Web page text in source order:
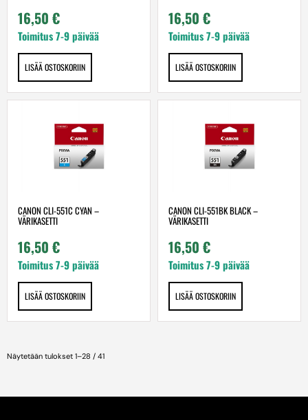
16,50 €
Toimitus 7-9 päivää
LISÄÄ OSTOSKORIIN
16,50 €
Toimitus 7-9 päivää
LISÄÄ OSTOSKORIIN
CANON CLI-551C CYAN –
VÄRIKASETTI
16,50 €
Toimitus 7-9 päivää
LISÄÄ OSTOSKORIIN
CANON CLI-551BK BLACK –
VÄRIKASETTI
16,50 €
Toimitus 7-9 päivää
LISÄÄ OSTOSKORIIN
Näytetään tulokset 1–28 / 41